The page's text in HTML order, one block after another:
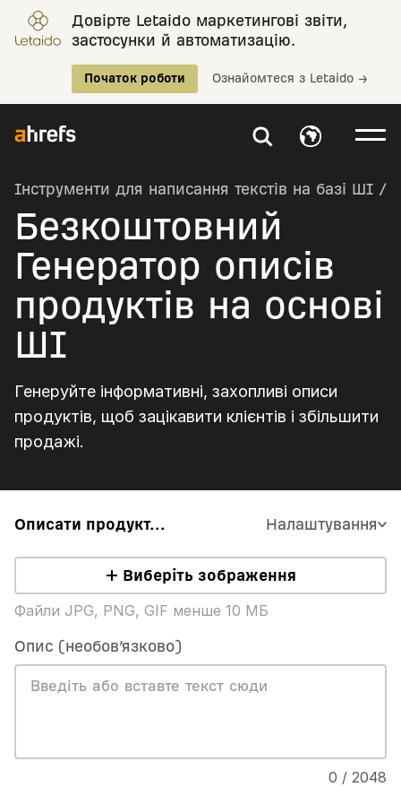
Довірте Letaido маркетингові звіти,
застосунки й автоматизацію.
Початок роботи Ознайомтеся з Letaido →
Інструменти для написання текстів на базі ШІ /
Безкоштовний
Генератор описів
продуктів на основі
ШІ
Генеруйте інформативні, захопливі описи
продуктів, щоб зацікавити клієнтів і збільшити
продажі.
Описати продукт... Налаштування
Виберіть зображення
Файли JPG, PNG, GIF менше 10 МБ
Опис (необов’язково)
0 / 2048